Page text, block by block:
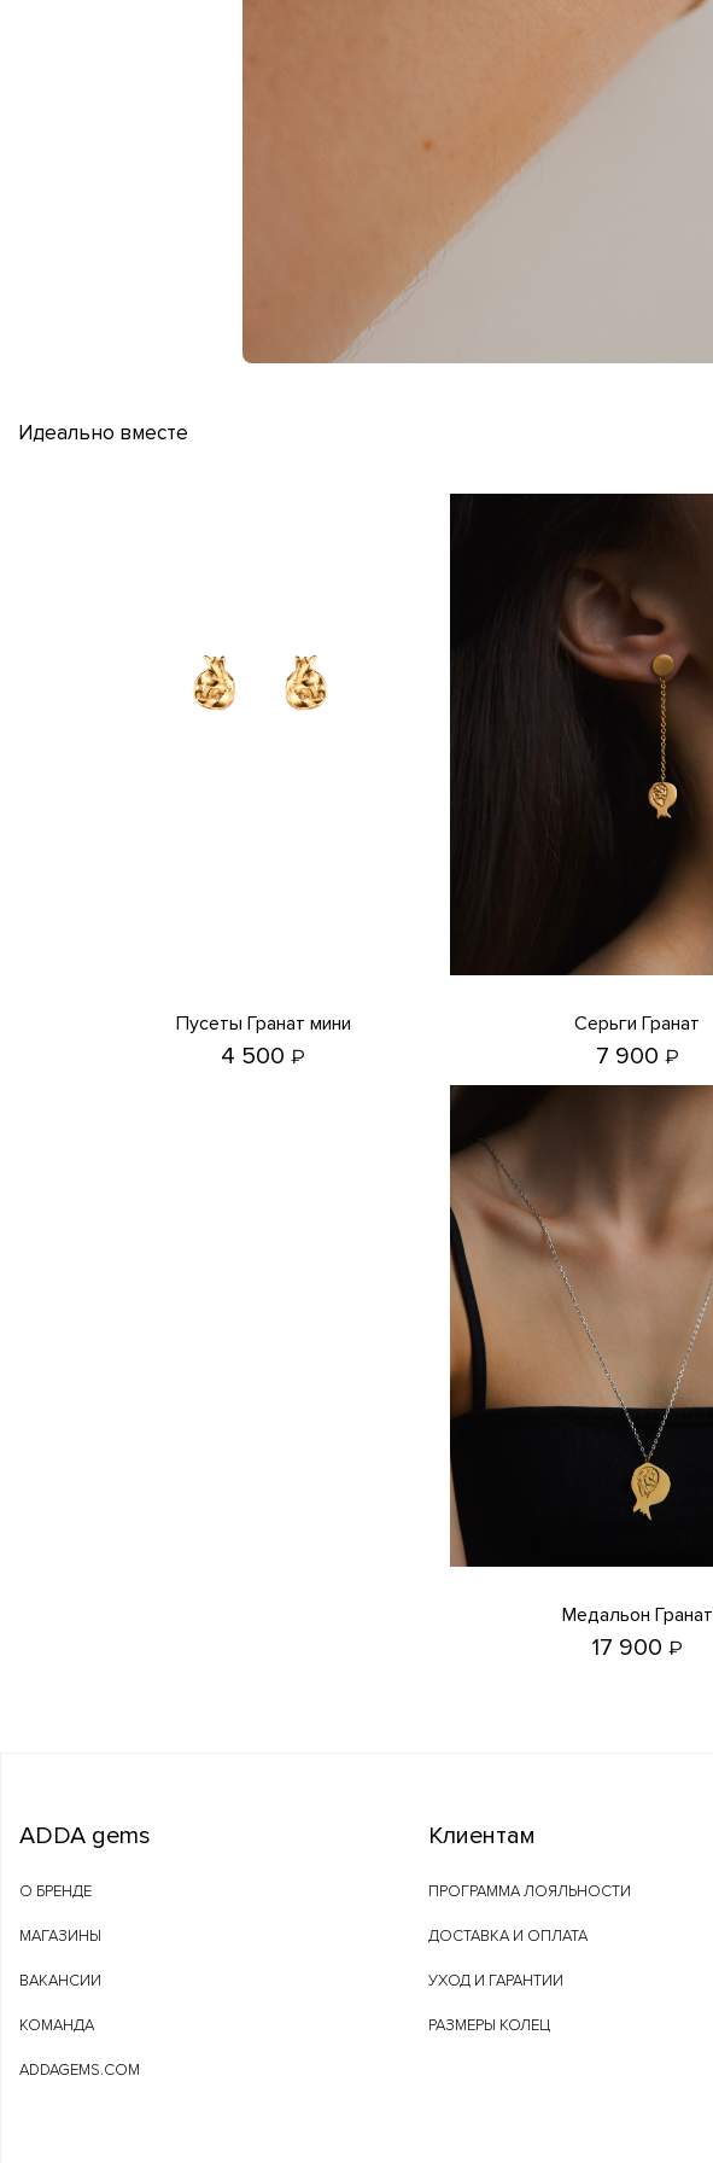
Идеально вместе
Пусеты Гранат мини
4 500 ₽
Серьги Гранат
7 900 ₽
Медальон Гранат
17 900 ₽
ADDA gems
О БРЕНДЕ
МАГАЗИНЫ
ВАКАНСИИ
КОМАНДА
ADDAGEMS.COM
Клиентам
ПРОГРАММА ЛОЯЛЬНОСТИ
ДОСТАВКА И ОПЛАТА
УХОД И ГАРАНТИИ
РАЗМЕРЫ КОЛЕЦ